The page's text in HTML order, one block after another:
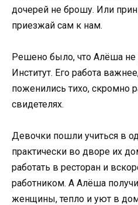
дочерей не брошу. Или
приезжай сам к нам.
Решено было, что Алёша не
Институт. Его работа
поженились тихо, скромно
свидетелях.
Девочки пошли учиться в
практически во дворе их
работать в ресторан и
работником. А Алёша
женщины, тепло и уют в